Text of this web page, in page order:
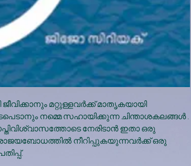
മറ്റുള്ളവര്‍ക്ക് മാതൃകയായി
നമ്മെ സഹായിക്കുന്ന ചിന്താശകലങ്ങള്‍ .
നേരിടാന്‍ ഇതാ ഒരു
നീറിപ്പുകയുന്നവര്‍ക്ക് ഒരു